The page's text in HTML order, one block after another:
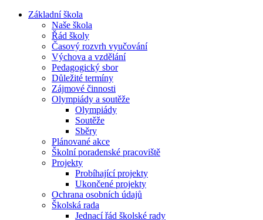
Základní škola
Naše škola
Řád školy
Časový rozvrh vyučování
Výchova a vzdělání
Pedagogický sbor
Důležité termíny
Zájmové činnosti
Olympiády a soutěže
Olympiády
Soutěže
Sběry
Plánované akce
Školní poradenské pracoviště
Projekty
Probíhající projekty
Ukončené projekty
Ochrana osobních údajů
Školská rada
Jednací řád školské rady